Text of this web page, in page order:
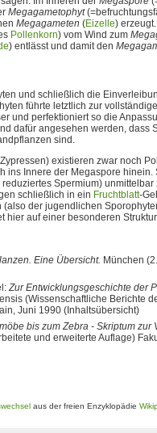
Megagametophyt
Megagameten (Eizelle)
Pollenkorn) vom Wind zum
) entlässt und damit den
und schließlich die
führte letztlich zur
und perfektioniert so die
dafür angesehen werden, dass
sind.
existieren zwar noch
ins Innere der Megaspore hinein.
Spermium)
schließlich in ein Fruchtblatt-
der jugendlichen
hier auf einer besonderen
Eine Übersicht. München
Zur Entwicklungsgeschichte der
(Wissenschaftliche Berichte
Juni 1990 (Inhaltsübersicht)
bis zum Zebra - Skriptum zur
und erweiterte Auflage)
aus der freien Enzyklopädie